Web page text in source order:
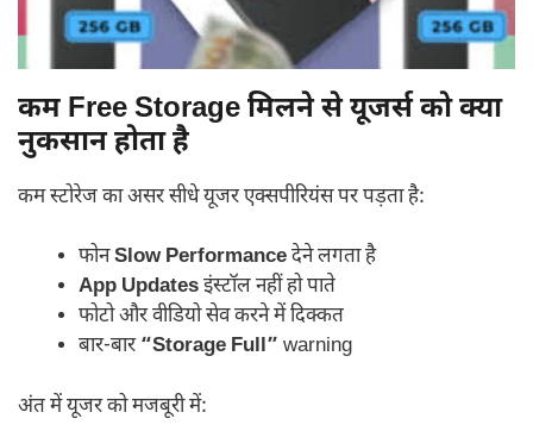
कम Free Storage मिलने से यूजर्स को क्या
नुकसान होता है
कम स्टोरेज का असर सीधे यूजर एक्सपीरियंस पर पड़ता है:
फोनSlow Performanceदेने लगता है
App Updatesइंस्टॉल नहीं हो पाते
फोटो और वीडियो सेव करने में दिक्कत
बार-बार“Storage Full” warning
अंत में यूजर को मजबूरी में: